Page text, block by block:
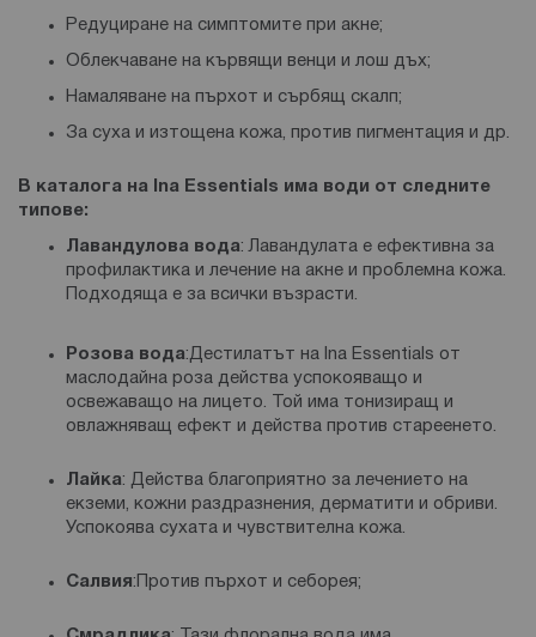
Редуциране на симптомите при акне;
Облекчаване на кървящи венци и лош дъх;
Намаляване на пърхот и сърбящ скалп;
За суха и изтощена кожа, против пигментация и др.
В каталога на Ina Essentials има води от следните
типове:
Лавандулова вода: Лавандулата е ефективна за
профилактика и лечение на акне и проблемна кожа.
Подходяща е за всички възрасти.
Розова вода:Дестилатът на Ina Essentials от
маслодайна роза действа успокояващо и
освежаващо на лицето. Той има тонизиращ и
овлажняващ ефект и действа против стареенето.
Лайка: Действа благоприятно за лечението на
екземи, кожни раздразнения, дерматити и обриви.
Успокоява сухата и чувствителна кожа.
Салвия:Против пърхот и себорея;